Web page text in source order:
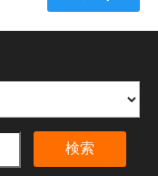
検索